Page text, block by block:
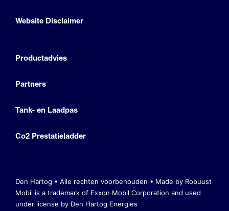
Website Disclaimer
Productadvies
Partners
Tank- en Laadpas
Co2 Prestatieladder
Den Hartog • Alle rechten voorbehouden • Made by Robuust
Mobil is a trademark of Exxon Mobil Corporation and used
under license by Den Hartog Energies